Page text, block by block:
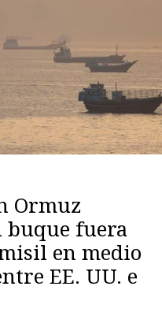
Ormuz
buque fuera
en medio
EE. UU. e